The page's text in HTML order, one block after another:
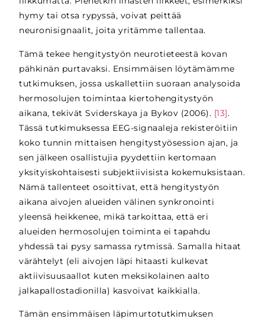
hymy tai otsa rypyssä, voivat peittää
neuronisignaalit, joita yritämme tallentaa.
Tämä tekee hengitystyön neurotieteestä kovan
pähkinän purtavaksi. Ensimmäisen löytämämme
tutkimuksen, jossa uskallettiin suoraan analysoida
hermosolujen toimintaa kiertohengitystyön
aikana, tekivät Sviderskaya ja Bykov (2006). [13].
Tässä tutkimuksessa EEG-signaaleja rekisteröitiin
koko tunnin mittaisen hengitystyösession ajan, ja
sen jälkeen osallistujia pyydettiin kertomaan
yksityiskohtaisesti subjektiivisista kokemuksistaan.
Nämä tallenteet osoittivat, että hengitystyön
aikana aivojen alueiden välinen synkronointi
yleensä heikkenee, mikä tarkoittaa, että eri
alueiden hermosolujen toiminta ei tapahdu
yhdessä tai pysy samassa rytmissä. Samalla hitaat
värähtelyt (eli aivojen läpi hitaasti kulkevat
aktiivisuusaallot kuten meksikolainen aalto
jalkapallostadionilla) kasvoivat kaikkialla.
Tämän ensimmäisen läpimurtotutkimuksen